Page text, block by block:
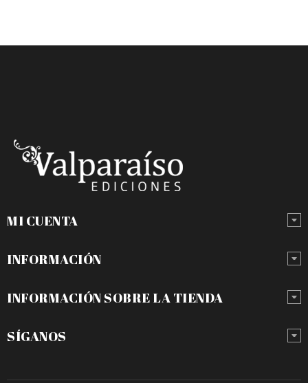
MI CUENTA
INFORMACIÓN
INFORMACIÓN SOBRE LA TIENDA
SÍGANOS